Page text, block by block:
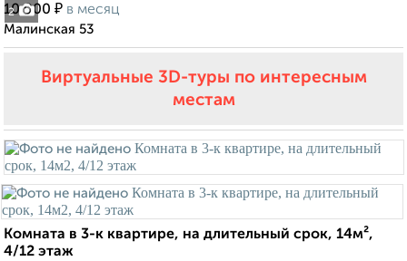
2
10 000 ₽ в месяц
Малинская 53
Виртуальные 3D-туры по интересным
местам
Комната в 3-к квартире, на длительный срок, 14м²,
4/12 этаж